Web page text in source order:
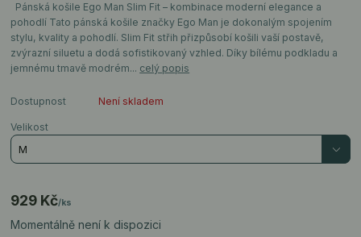
Pánská košile Ego Man Slim Fit – kombinace moderní elegance a
pohodlí Tato pánská košile značky Ego Man je dokonalým spojením
stylu, kvality a pohodlí. Slim Fit střih přizpůsobí košili vaší postavě,
zvýrazní siluetu a dodá sofistikovaný vzhled. Díky bílému podkladu a
jemnému tmavě modrém... celý popis
Dostupnost Není skladem
Velikost
929 Kč/ks
Momentálně není k dispozici